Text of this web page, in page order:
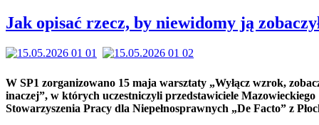
Jak opisać rzecz, by niewidomy ją
W SP1 zorganizowano 15 maja warsztaty „Wyłącz wzrok,
inaczej”, w których uczestniczyli przedstawiciele Mazowieckiego
Stowarzyszenia Pracy dla Niepełnosprawnych „De Facto” z